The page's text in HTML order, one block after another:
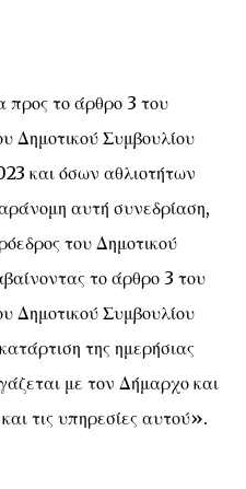
προς το άρθρο 3 του
Δημοτικού Συμβουλίου
και όσων αθλιοτήτων
αυτή συνεδρίαση,
του Δημοτικού
το άρθρο 3 του
Δημοτικού Συμβουλίου
της ημερήσιας
με τον Δήμαρχο και
τις υπηρεσίες αυτού».